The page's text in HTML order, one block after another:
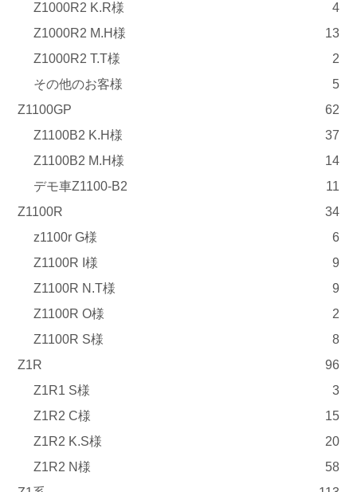
Z1000R2 K.R様
4
Z1000R2 M.H様
13
Z1000R2 T.T様
2
その他のお客様
5
Z1100GP
62
Z1100B2 K.H様
37
Z1100B2 M.H様
14
デモ車Z1100-B2
11
Z1100R
34
z1100r G様
6
Z1100R I様
9
Z1100R N.T様
9
Z1100R O様
2
Z1100R S様
8
Z1R
96
Z1R1 S様
3
Z1R2 C様
15
Z1R2 K.S様
20
Z1R2 N様
58